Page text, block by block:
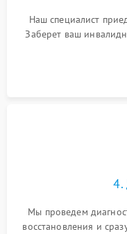
Наш специалист
Заберет ваш
4.
Мы проведем
восстановления и